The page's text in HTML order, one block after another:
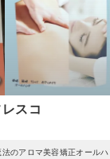
スコ
のアロマ美容矯正オール